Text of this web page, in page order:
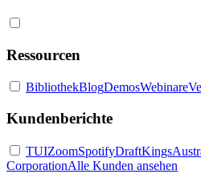
Ressourcen
BibliothekBlogDemosWebinare
Kundenberichte
TUIZoomSpotifyDraftKings
CorporationAlle Kunden ansehen